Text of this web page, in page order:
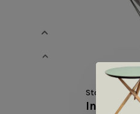
Stouby
Interdane